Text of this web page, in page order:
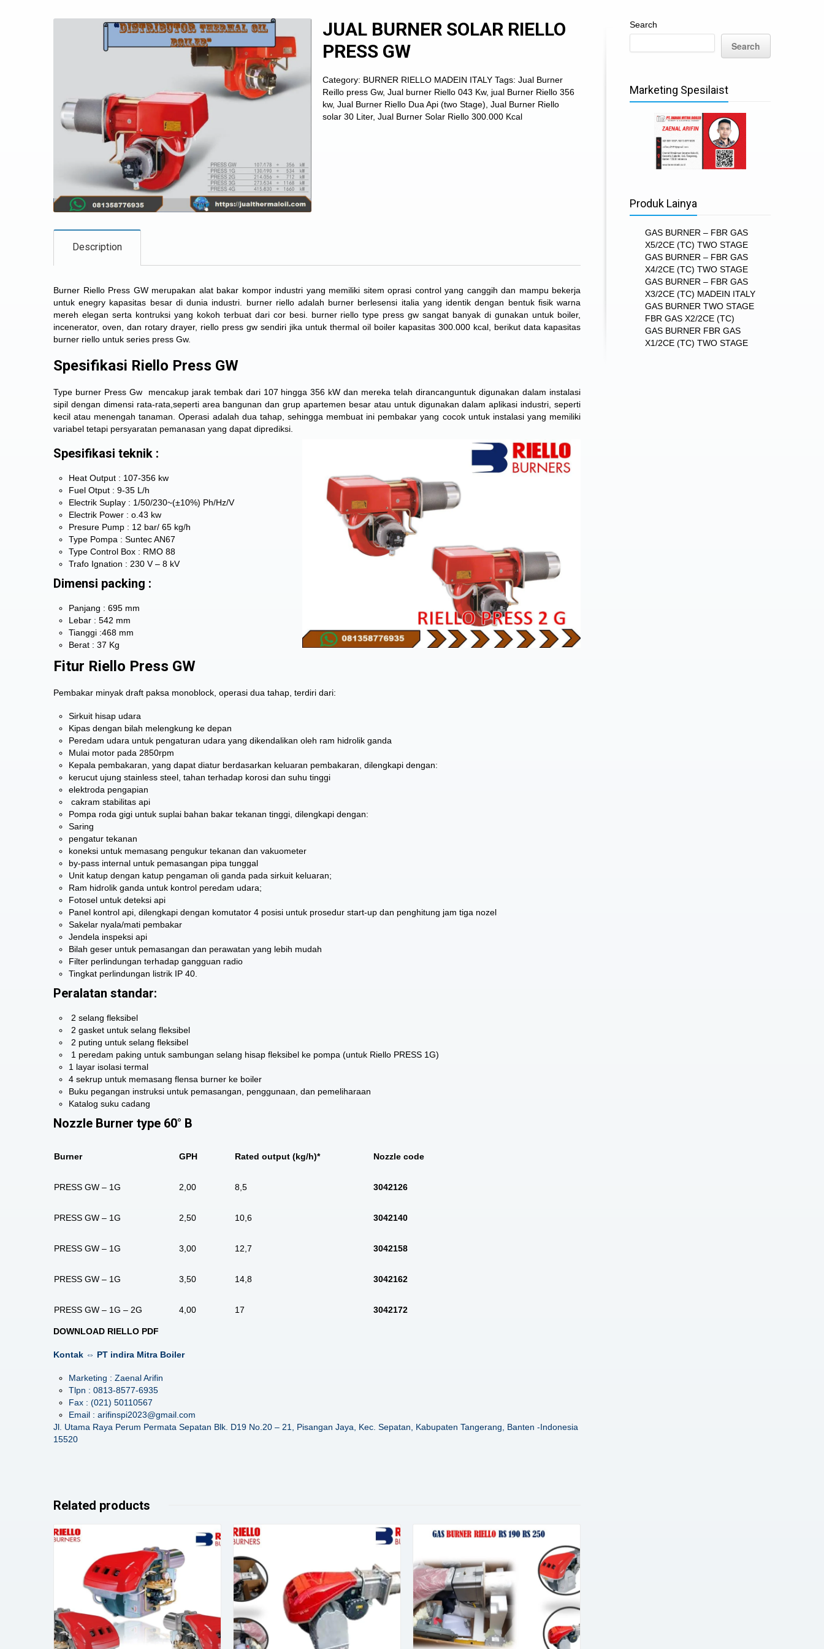
JUAL BURNER SOLAR RIELLO
PRESS GW
Category: BURNER RIELLO MADEIN ITALY Tags:Jual Burner
Reillo press Gw,Jual burner Riello 043 Kw, jual Burner Riello 356
kw,Jual Burner Riello Dua Api (two Stage) ,Jual Burner Riello
solar 30 Liter,Jual Burner Solar Riello 300.000 Kcal
Description
Burner Riello Press GWmerupakan alat bakar kompor industri yang memiliki sitem oprasi control yang canggih dan mampu bekerja
untuk enegry kapasitas besar di dunia industri. burner riello adalah burner berlesensi italia yang identik dengan bentuk fisik warna
mereh elegan serta kontruksi yang kokoh terbuat dari cor besi. burner riello type press gw sangat banyak di gunakan untuk boiler,
incenerator, oven, dan rotary drayer, riello press gw sendiri jika untuk thermal oil boiler kapasitas 300.000 kcal, berikut data kapasitas
burner riello untuk series press Gw.
Spesifikasi Riello Press GW
Type burner Press Gw mencakup jarak tembak dari 107 hingga 356 kW dan mereka telah dirancanguntuk digunakan dalam instalasi
sipil dengan dimensi rata-rata,seperti area bangunan dan grup apartemen besar atau untuk digunakan dalam aplikasi industri, seperti
kecil atau menengah tanaman. Operasi adalah dua tahap, sehingga membuat ini pembakar yang cocok untuk instalasi yang memiliki
variabel tetapi persyaratan pemanasan yang dapat diprediksi.
Spesifikasi teknik :
Heat Output : 107-356 kw
Fuel Otput : 9-35 L/h
Electrik Suplay : 1/50/230~(±10%) Ph/Hz/V
Electrik Power : o.43 kw
Presure Pump : 12 bar/ 65 kg/h
Type Pompa : Suntec AN67
Type Control Box : RMO 88
Trafo Ignation : 230 V – 8 kV
Dimensi packing :
Panjang : 695 mm
Lebar : 542 mm
Tianggi :468 mm
Berat : 37 Kg
Fitur Riello Press GW
Pembakar minyak draft paksa monoblock, operasi dua tahap, terdiri dari:
Sirkuit hisap udara
Kipas dengan bilah melengkung ke depan
Peredam udara untuk pengaturan udara yang dikendalikan oleh ram hidrolik ganda
Mulai motor pada 2850rpm
Kepala pembakaran, yang dapat diatur berdasarkan keluaran pembakaran, dilengkapi dengan:
kerucut ujung stainless steel, tahan terhadap korosi dan suhu tinggi
elektroda pengapian
cakram stabilitas api
Pompa roda gigi untuk suplai bahan bakar tekanan tinggi, dilengkapi dengan:
Saring
pengatur tekanan
koneksi untuk memasang pengukur tekanan dan vakuometer
by-pass internal untuk pemasangan pipa tunggal
Unit katup dengan katup pengaman oli ganda pada sirkuit keluaran;
Ram hidrolik ganda untuk kontrol peredam udara;
Fotosel untuk deteksi api
Panel kontrol api, dilengkapi dengan komutator 4 posisi untuk prosedur start-up dan penghitung jam tiga nozel
Sakelar nyala/mati pembakar
Jendela inspeksi api
Bilah geser untuk pemasangan dan perawatan yang lebih mudah
Filter perlindungan terhadap gangguan radio
Tingkat perlindungan listrik IP 40.
Peralatan standar:
2 selang fleksibel
2 gasket untuk selang fleksibel
2 puting untuk selang fleksibel
1 peredam paking untuk sambungan selang hisap fleksibel ke pompa (untuk Riello PRESS 1G)
1 layar isolasi termal
4 sekrup untuk memasang flensa burner ke boiler
Buku pegangan instruksi untuk pemasangan, penggunaan, dan pemeliharaan
Katalog suku cadang
Nozzle Burner type 60° B
Burner GPH Rated output (kg/h)* Nozzle code
PRESS GW – 1G 2,00 8,5 3042126
PRESS GW – 1G 2,50 10,6 3042140
PRESS GW – 1G 3,00 12,7 3042158
PRESS GW – 1G 3,50 14,8 3042162
PRESS GW – 1G – 2G 4,00 17 3042172
DOWNLOAD RIELLO PDF
Kontak ⇔ PT indira Mitra Boiler
Marketing : Zaenal Arifin
Tlpn : 0813-8577-6935
Fax : (021) 50110567
Email : arifinspi2023@gmail.com
Jl. Utama Raya Perum Permata Sepatan Blk. D19 No.20 – 21, Pisangan Jaya, Kec. Sepatan, Kabupaten Tangerang, Banten -Indonesia
15520
Related products
Details
Search
Search
Marketing Spesilaist
Produk Lainya
GAS BURNER – FBR GAS
X5/2CE (TC) TWO STAGE
GAS BURNER – FBR GAS
X4/2CE (TC) TWO STAGE
GAS BURNER – FBR GAS
X3/2CE (TC) MADEIN ITALY
GAS BURNER TWO STAGE
FBR GAS X2/2CE (TC)
GAS BURNER FBR GAS
X1/2CE (TC) TWO STAGE